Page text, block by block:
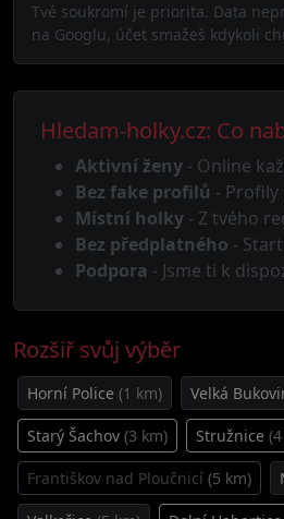
Tvé soukromí je priorita. Data
na Googlu, účet smažeš kdykoli
Hledam-holky.cz: Co
Aktivní ženy - Online
Bez fake profilů -
Místní holky - Z tvého
Bez předplatného -
Podpora - Jsme ti k
Rozšiř svůj výběr
Horní Police (1 km) Velká
Starý Šachov (3 km) Stružnice
Františkov nad Ploučnicí (5 km)